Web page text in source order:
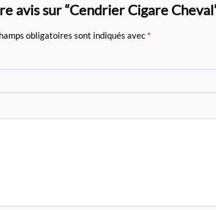
avis sur “Cendrier Cigare
obligatoires sont indiqués avec *